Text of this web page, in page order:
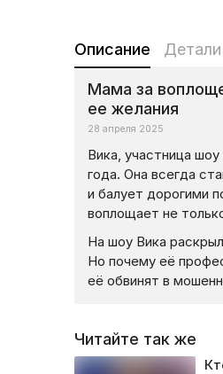
Описание Детали
Мама за
ее желания
28 апреля 2025
Вика, участница
года. Она всегда
и балует дорогими
воплощает не
На шоу Вика
Но почему её
её обвинят в
Читайте так же